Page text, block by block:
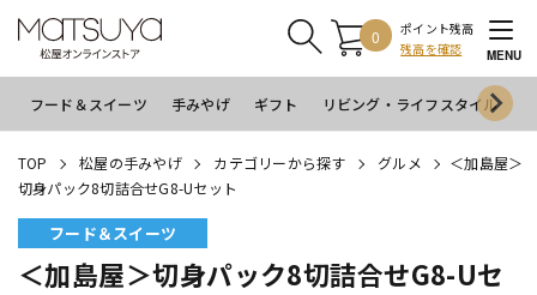
0
ポイント残高
残高を確認
MENU
フード＆スイーツ 手みやげ ギフト リビング・ライフスタイル
TOP 松屋の手みやげ カテゴリーから探す グルメ
＜加島屋＞
切身パック8切詰合せG8-Uセット
フード＆スイーツ
＜加島屋＞切身パック8切詰合せG8-Uセ